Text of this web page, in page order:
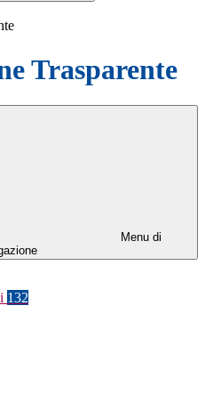
Trasparente
Menu di
132